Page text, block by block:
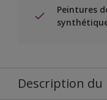
Peintures
Description